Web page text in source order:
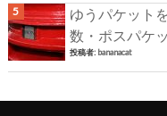
ゆうパケット
数・ポスパケ
投稿者: bananacat